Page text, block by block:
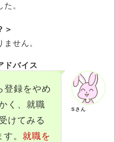
。
＞
せん。
ドバイス
登録をやめ
く、就職
けてみる
。 就職を
Sさん